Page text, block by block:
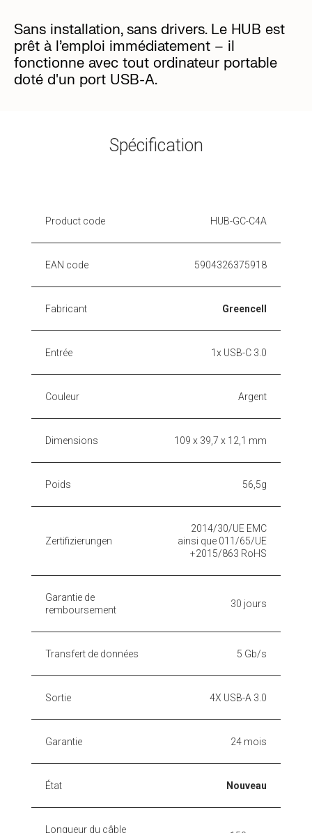
Sans installation, sans drivers. Le HUB est
prêt à l’emploi immédiatement – il
fonctionne avec tout ordinateur portable
doté d'un port USB-A.
Spécification
Product code HUB-GC-C4A
EAN code 5904326375918
Fabricant Greencell
Entrée 1x USB-C 3.0
Couleur Argent
Dimensions 109 x 39,7 x 12,1 mm
Poids 56,5g
Zertifizierungen
2014/30/UE EMC
ainsi que 011/65/UE
+2015/863 RoHS
Garantie de
remboursement
30 jours
Transfert de données 5 Gb/s
Sortie 4X USB-A 3.0
Garantie 24 mois
État Nouveau
Longueur du câble